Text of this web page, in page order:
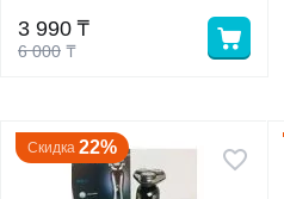
6 000 ₸
3 990 ₸
Скидка 22%